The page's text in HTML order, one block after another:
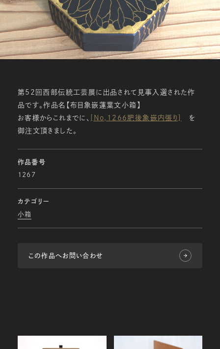
第52回西部伝統工芸展に出品されて見事入選された作
品です。作品名【布目象嵌蓮葉文小箱】
お客様からこれまでに、 [No,1266肥後象嵌内張り] を
御注文頂きました。
作品番号
1267
カテゴリー
小箱
この作品へお問い合わせ